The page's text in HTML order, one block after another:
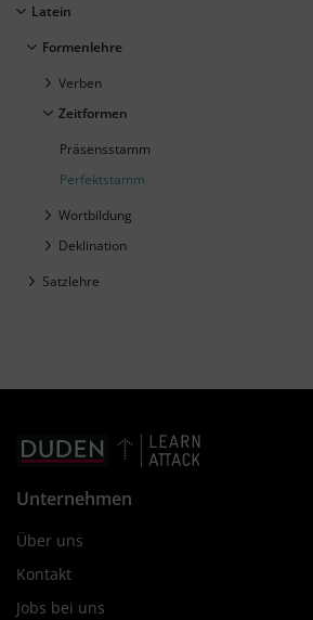
Latein
Formenlehre
Verben
Zeitformen
Präsensstamm
Perfektstamm
Wortbildung
Deklination
Satzlehre
Unternehmen
Über uns
Kontakt
Jobs bei uns